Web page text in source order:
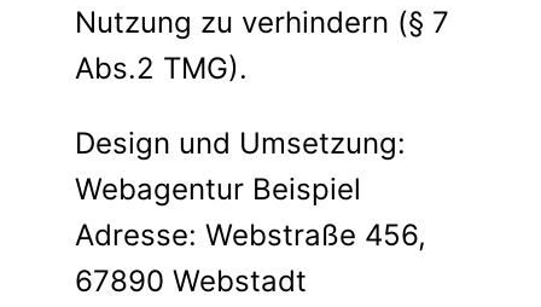
Nutzung zu verhindern (§ 7
Abs.2 TMG).
Design und Umsetzung:
Webagentur Beispiel
Adresse: Webstraße 456,
67890 Webstadt